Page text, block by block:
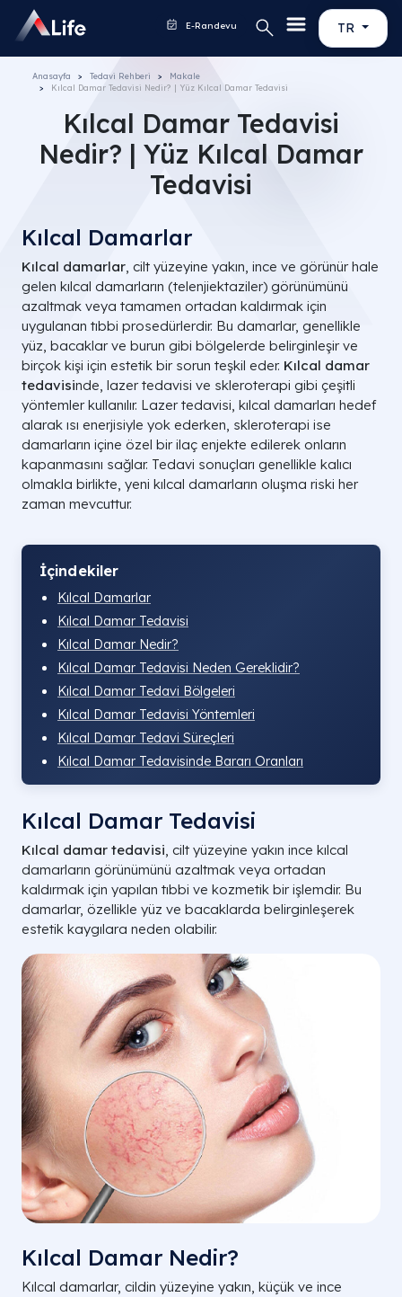
TR
E-Randevu
Anasayfa Tedavi Rehberi
Makale
Kılcal Damar Tedavisi Nedir? | Yüz Kılcal Damar Tedavisi
Kılcal Damar Tedavisi
Nedir? | Yüz Kılcal Damar
Tedavisi
Kılcal Damarlar
Kılcal damarlar, cilt yüzeyine yakın, ince ve görünür hale
gelen kılcal damarların (telenjiektaziler) görünümünü
azaltmak veya tamamen ortadan kaldırmak için
uygulanan tıbbi prosedürlerdir. Bu damarlar, genellikle
yüz, bacaklar ve burun gibi bölgelerde belirginleşir ve
birçok kişi için estetik bir sorun teşkil eder. Kılcal damar
tedavisinde, lazer tedavisi ve skleroterapi gibi çeşitli
yöntemler kullanılır. Lazer tedavisi, kılcal damarları hedef
alarak ısı enerjisiyle yok ederken, skleroterapi ise
damarların içine özel bir ilaç enjekte edilerek onların
kapanmasını sağlar. Tedavi sonuçları genellikle kalıcı
olmakla birlikte, yeni kılcal damarların oluşma riski her
zaman mevcuttur.
İçindekiler
Kılcal Damarlar
Kılcal Damar Tedavisi
Kılcal Damar Nedir?
Kılcal Damar Tedavisi Neden Gereklidir?
Kılcal Damar Tedavi Bölgeleri
Kılcal Damar Tedavisi Yöntemleri
Kılcal Damar Tedavi Süreçleri
Kılcal Damar Tedavisinde Bararı Oranları
Kılcal Damar Tedavisi
Kılcal damar tedavisi, cilt yüzeyine yakın ince kılcal
damarların görünümünü azaltmak veya ortadan
kaldırmak için yapılan tıbbi ve kozmetik bir işlemdir. Bu
damarlar, özellikle yüz ve bacaklarda belirginleşerek
estetik kaygılara neden olabilir.
Kılcal Damar Nedir?
Kılcal damarlar, cildin yüzeyine yakın, küçük ve ince